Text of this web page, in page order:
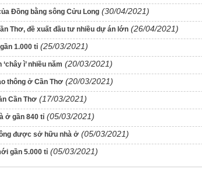
Đồng bằng sông Cửu Long (30/04/2021)
Thơ, đề xuất đầu tư nhiều dự án lớn (26/04/2021)
1.000 tỉ (25/03/2021)
ì’ nhiều năm (20/03/2021)
thông ở Cần Thơ (20/03/2021)
Cần Thơ (17/03/2021)
ở gần 840 tỉ (05/03/2021)
được sở hữu nhà ở (05/03/2021)
gần 5.000 tỉ (05/03/2021)